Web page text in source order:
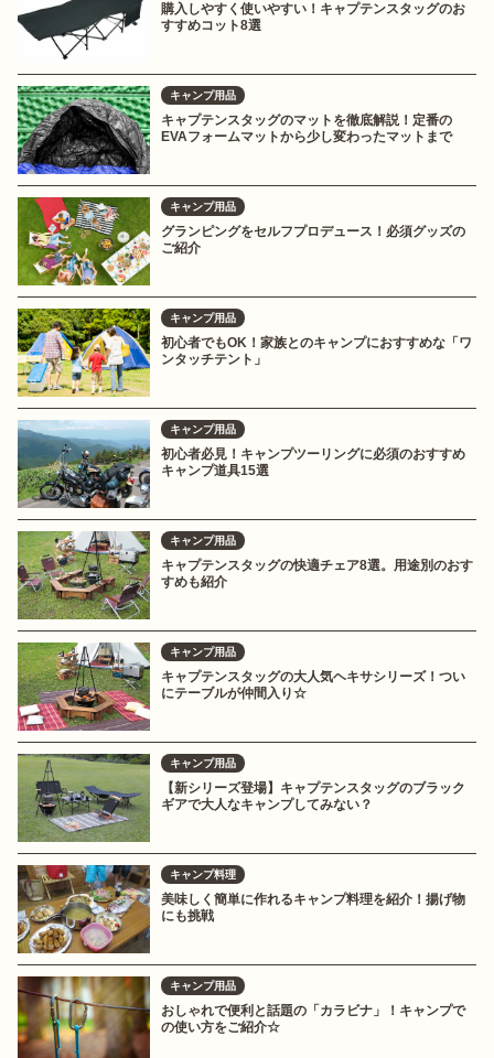
購入しやすく使いやすい！キャプテンスタッグのお
すすめコット8選
キャンプ用品
キャプテンスタッグのマットを徹底解説！定番の
EVAフォームマットから少し変わったマットまで
キャンプ用品
グランピングをセルフプロデュース！必須グッズの
ご紹介
キャンプ用品
初心者でもOK！家族とのキャンプにおすすめな「ワ
ンタッチテント」
キャンプ用品
初心者必見！キャンプツーリングに必須のおすすめ
キャンプ道具15選
キャンプ用品
キャプテンスタッグの快適チェア8選。用途別のおす
すめも紹介
キャンプ用品
キャプテンスタッグの大人気ヘキサシリーズ！つい
にテーブルが仲間入り☆
キャンプ用品
【新シリーズ登場】キャプテンスタッグのブラック
ギアで大人なキャンプしてみない？
キャンプ料理
美味しく簡単に作れるキャンプ料理を紹介！揚げ物
にも挑戦
キャンプ用品
おしゃれで便利と話題の「カラビナ」！キャンプで
の使い方をご紹介☆